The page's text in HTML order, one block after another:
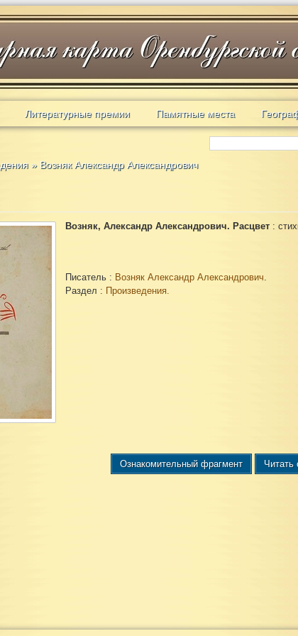
Литературные премии Памятные места
» Возняк Александр Александрович
Возняк, Александр Александрович. Расцвет :
Писатель : Возняк Александр Александрович.
Раздел : Произведения.
Ознакомительный фрагмент Читать